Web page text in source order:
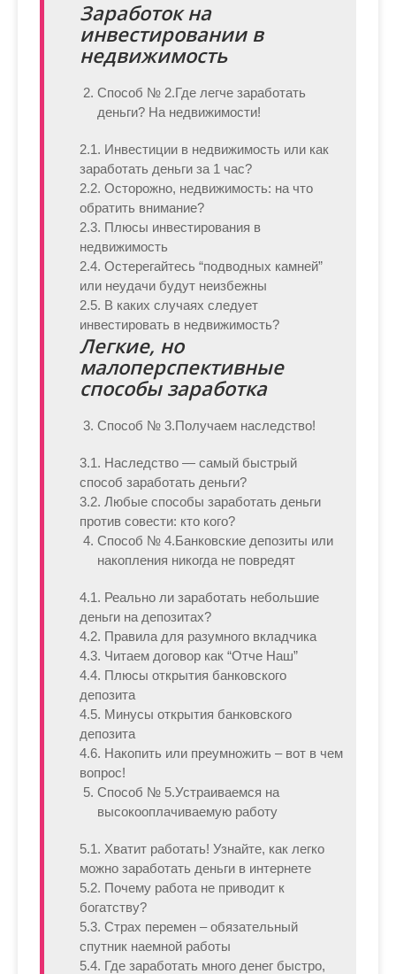
Заработок на
инвестировании в
недвижимость
Способ № 2.Где легче заработать
деньги? На недвижимости!
2.1. Инвестиции в недвижимость или как
заработать деньги за 1 час?
2.2. Осторожно, недвижимость: на что
обратить внимание?
2.3. Плюсы инвестирования в
недвижимость
2.4. Остерегайтесь “подводных камней”
или неудачи будут неизбежны
2.5. В каких случаях следует
инвестировать в недвижимость?
Легкие, но
малоперспективные
способы заработка
Способ № 3.Получаем наследство!
3.1. Наследство — самый быстрый
способ заработать деньги?
3.2. Любые способы заработать деньги
против совести: кто кого?
Способ № 4.Банковские депозиты или
накопления никогда не повредят
4.1. Реально ли заработать небольшие
деньги на депозитах?
4.2. Правила для разумного вкладчика
4.3. Читаем договор как “Отче Наш”
4.4. Плюсы открытия банковского
депозита
4.5. Минусы открытия банковского
депозита
4.6. Накопить или преумножить – вот в чем
вопрос!
Способ № 5.Устраиваемся на
высокооплачиваемую работу
5.1. Хватит работать! Узнайте, как легко
можно заработать деньги в интернете
5.2. Почему работа не приводит к
богатству?
5.3. Страх перемен – обязательный
спутник наемной работы
5.4. Где заработать много денег быстро,